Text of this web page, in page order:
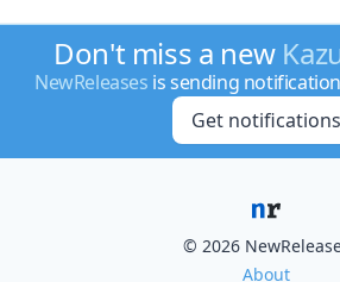
Don't miss a new
NewReleases is sending
Get notifications
© 2026
About